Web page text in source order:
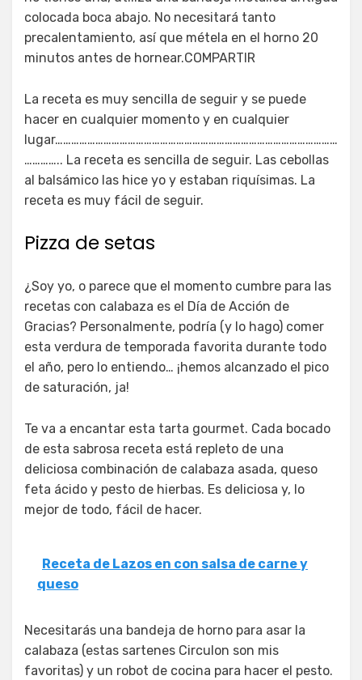
colocada boca abajo. No necesitará tanto
precalentamiento, así que métela en el horno 20
minutos antes de hornear.COMPARTIR
La receta es muy sencilla de seguir y se puede
hacer en cualquier momento y en cualquier
lugar……………………………………………………………………………………………
………….. La receta es sencilla de seguir. Las cebollas
al balsámico las hice yo y estaban riquísimas. La
receta es muy fácil de seguir.
Pizza de setas
¿Soy yo, o parece que el momento cumbre para las
recetas con calabaza es el Día de Acción de
Gracias? Personalmente, podría (y lo hago) comer
esta verdura de temporada favorita durante todo
el año, pero lo entiendo… ¡hemos alcanzado el pico
de saturación, ja!
Te va a encantar esta tarta gourmet. Cada bocado
de esta sabrosa receta está repleto de una
deliciosa combinación de calabaza asada, queso
feta ácido y pesto de hierbas. Es deliciosa y, lo
mejor de todo, fácil de hacer.
Receta de Lazos en con salsa de carne y
queso
Necesitarás una bandeja de horno para asar la
calabaza (estas sartenes Circulon son mis
favoritas) y un robot de cocina para hacer el pesto.